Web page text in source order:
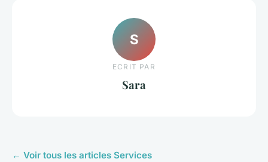
S
ECRIT PAR
Sara
← Voir tous les articles Services